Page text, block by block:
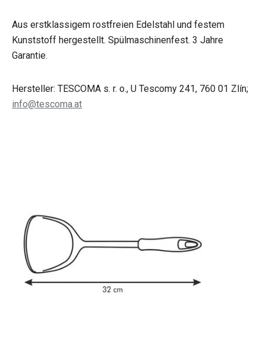
Aus erstklassigem rostfreien Edelstahl und festem
Kunststoff hergestellt. Spülmaschinenfest. 3 Jahre
Garantie.
Hersteller: TESCOMA s. r. o., U Tescomy 241, 760 01 Zlín;
info@tescoma.at